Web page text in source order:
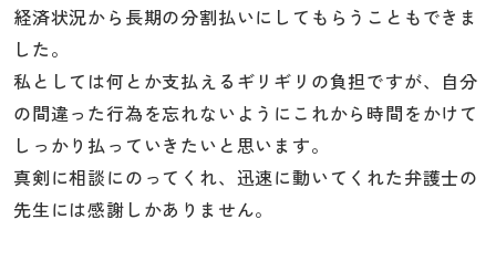
経済状況から長期の分割払いにしてもらうこともできま
した。
私としては何とか支払えるギリギリの負担ですが、自分
の間違った行為を忘れないようにこれから時間をかけて
しっかり払っていきたいと思います。
真剣に相談にのってくれ、迅速に動いてくれた弁護士の
先生には感謝しかありません。